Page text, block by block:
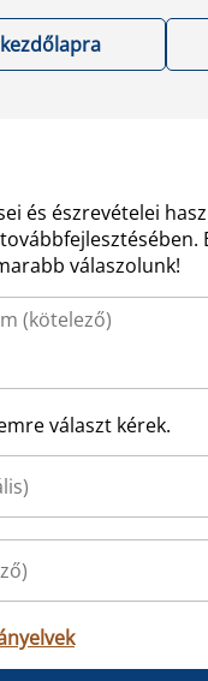
és észrevételei
válaszolunk!
választ kérek.